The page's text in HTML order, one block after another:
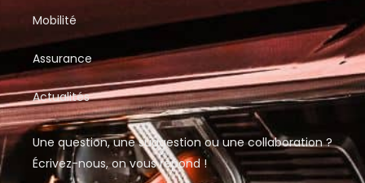
Mobilité
Assurance
Actualités
Une question, une suggestion ou une collaboration ?
Écrivez-nous, on vous répond !